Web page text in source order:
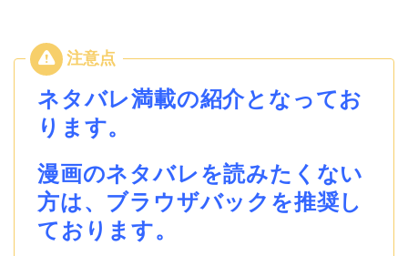
ネタバレ満載の紹介となってお
ります。
漫画のネタバレを読みたくない
方は、ブラウザバックを推奨し
ております。